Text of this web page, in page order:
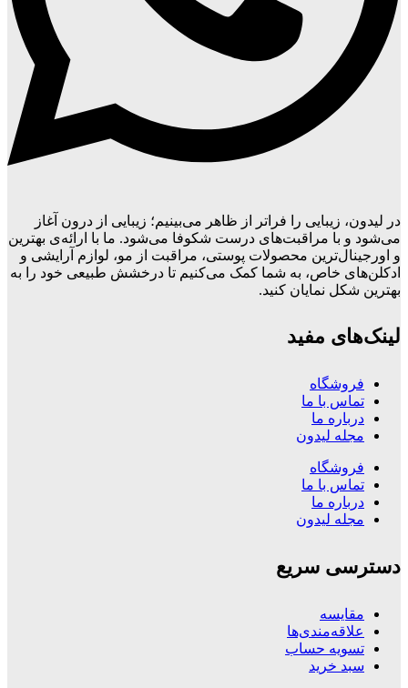
در لیدون، زیبایی را فراتر از ظاهر می‌بینیم؛ زیبایی از درون آغاز
می‌شود و با مراقبت‌های درست شکوفا می‌شود. ما با ارائه‌ی بهترین
و اورجینال‌ترین محصولات پوستی، مراقبت از مو، لوازم آرایشی و
ادکلن‌های خاص، به شما کمک می‌کنیم تا درخشش طبیعی خود را به
بهترین شکل نمایان کنید.
لینک‌های مفید
فروشگاه
تماس با ما
درباره ما
مجله لیدون
فروشگاه
تماس با ما
درباره ما
مجله لیدون
دسترسی سریع
مقایسه
علاقه‌مندی‌ها
تسویه حساب
سبد خرید